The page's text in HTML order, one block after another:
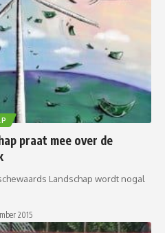
praat mee over de
Landschap wordt nogal
2015